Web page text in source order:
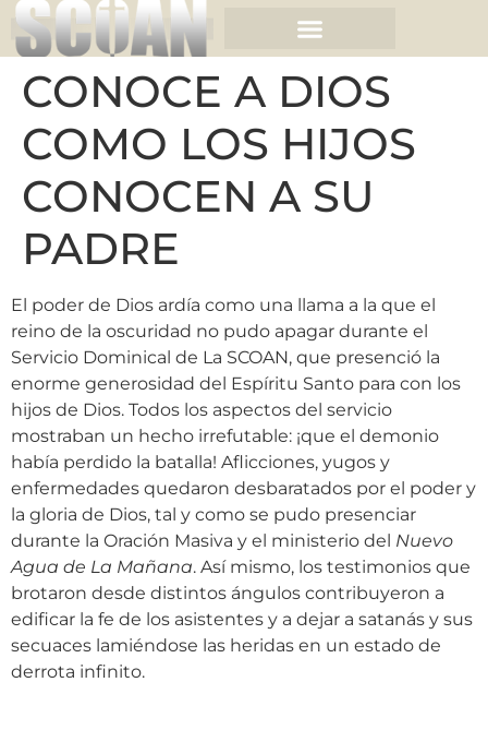
CONOCE A DIOS
COMO LOS HIJOS
CONOCEN A SU
PADRE
El poder de Dios ardía como una llama a la que el
reino de la oscuridad no pudo apagar durante el
Servicio Dominical de La SCOAN, que presenció la
enorme generosidad del Espíritu Santo para con los
hijos de Dios. Todos los aspectos del servicio
mostraban un hecho irrefutable: ¡que el demonio
había perdido la batalla! Aflicciones, yugos y
enfermedades quedaron desbaratados por el poder y
la gloria de Dios, tal y como se pudo presenciar
durante la Oración Masiva y el ministerio del Nuevo
Agua de La Mañana. Así mismo, los testimonios que
brotaron desde distintos ángulos contribuyeron a
edificar la fe de los asistentes y a dejar a satanás y sus
secuaces lamiéndose las heridas en un estado de
derrota infinito.